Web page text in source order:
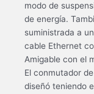
modo de
de energía.
suministrada a
cable Ethernet
Amigable con el
El conmutador
diseñó teniendo